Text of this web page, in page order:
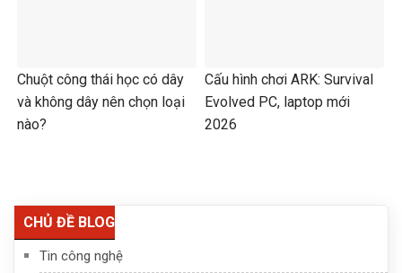
CHỦ ĐỀ BLOG
Tin công nghệ
Chuột công thái học có dây
và không dây nên chọn loại
nào?
Cấu hình chơi ARK: Survival
Evolved PC, laptop mới
2026